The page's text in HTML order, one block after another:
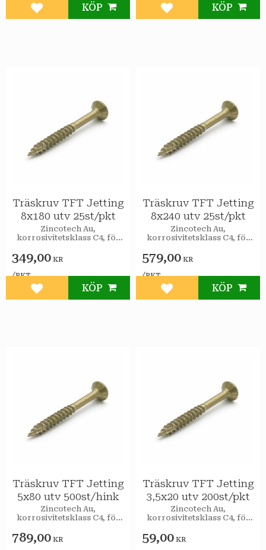
Lägg till i favoriter
KÖP
Lägg till i favoriter
KÖP
Träskruv TFT Jetting
8x180 utv 25st/pkt
Zincotech Au,
korrosivitetsklass C4, för
349,00 KR
/PKT
Lägg till i favoriter
KÖP
Träskruv TFT Jetting
8x240 utv 25st/pkt
Zincotech Au,
korrosivitetsklass C4, för
579,00 KR
/PKT
Lägg till i favoriter
KÖP
Träskruv TFT Jetting
5x80 utv 500st/hink
Zincotech Au,
korrosivitetsklass C4, för
789,00 KR
Träskruv TFT Jetting
3,5x20 utv 200st/pkt
Zincotech Au,
korrosivitetsklass C4, för
59,00 KR